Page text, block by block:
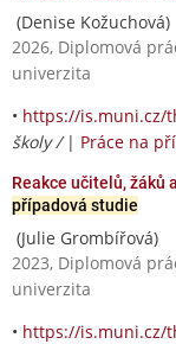
(Denise Kožuchová)
2026, Diplomová
univerzita
• https://is.muni.cz/
školy / | Práce na
Reakce učitelů, žáků
případová studie
(Julie Grombířová)
2023, Diplomová
univerzita
• https://is.muni.cz/